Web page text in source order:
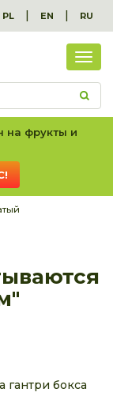
PL | EN | RU
вес
на фрукты и
гантри бокса